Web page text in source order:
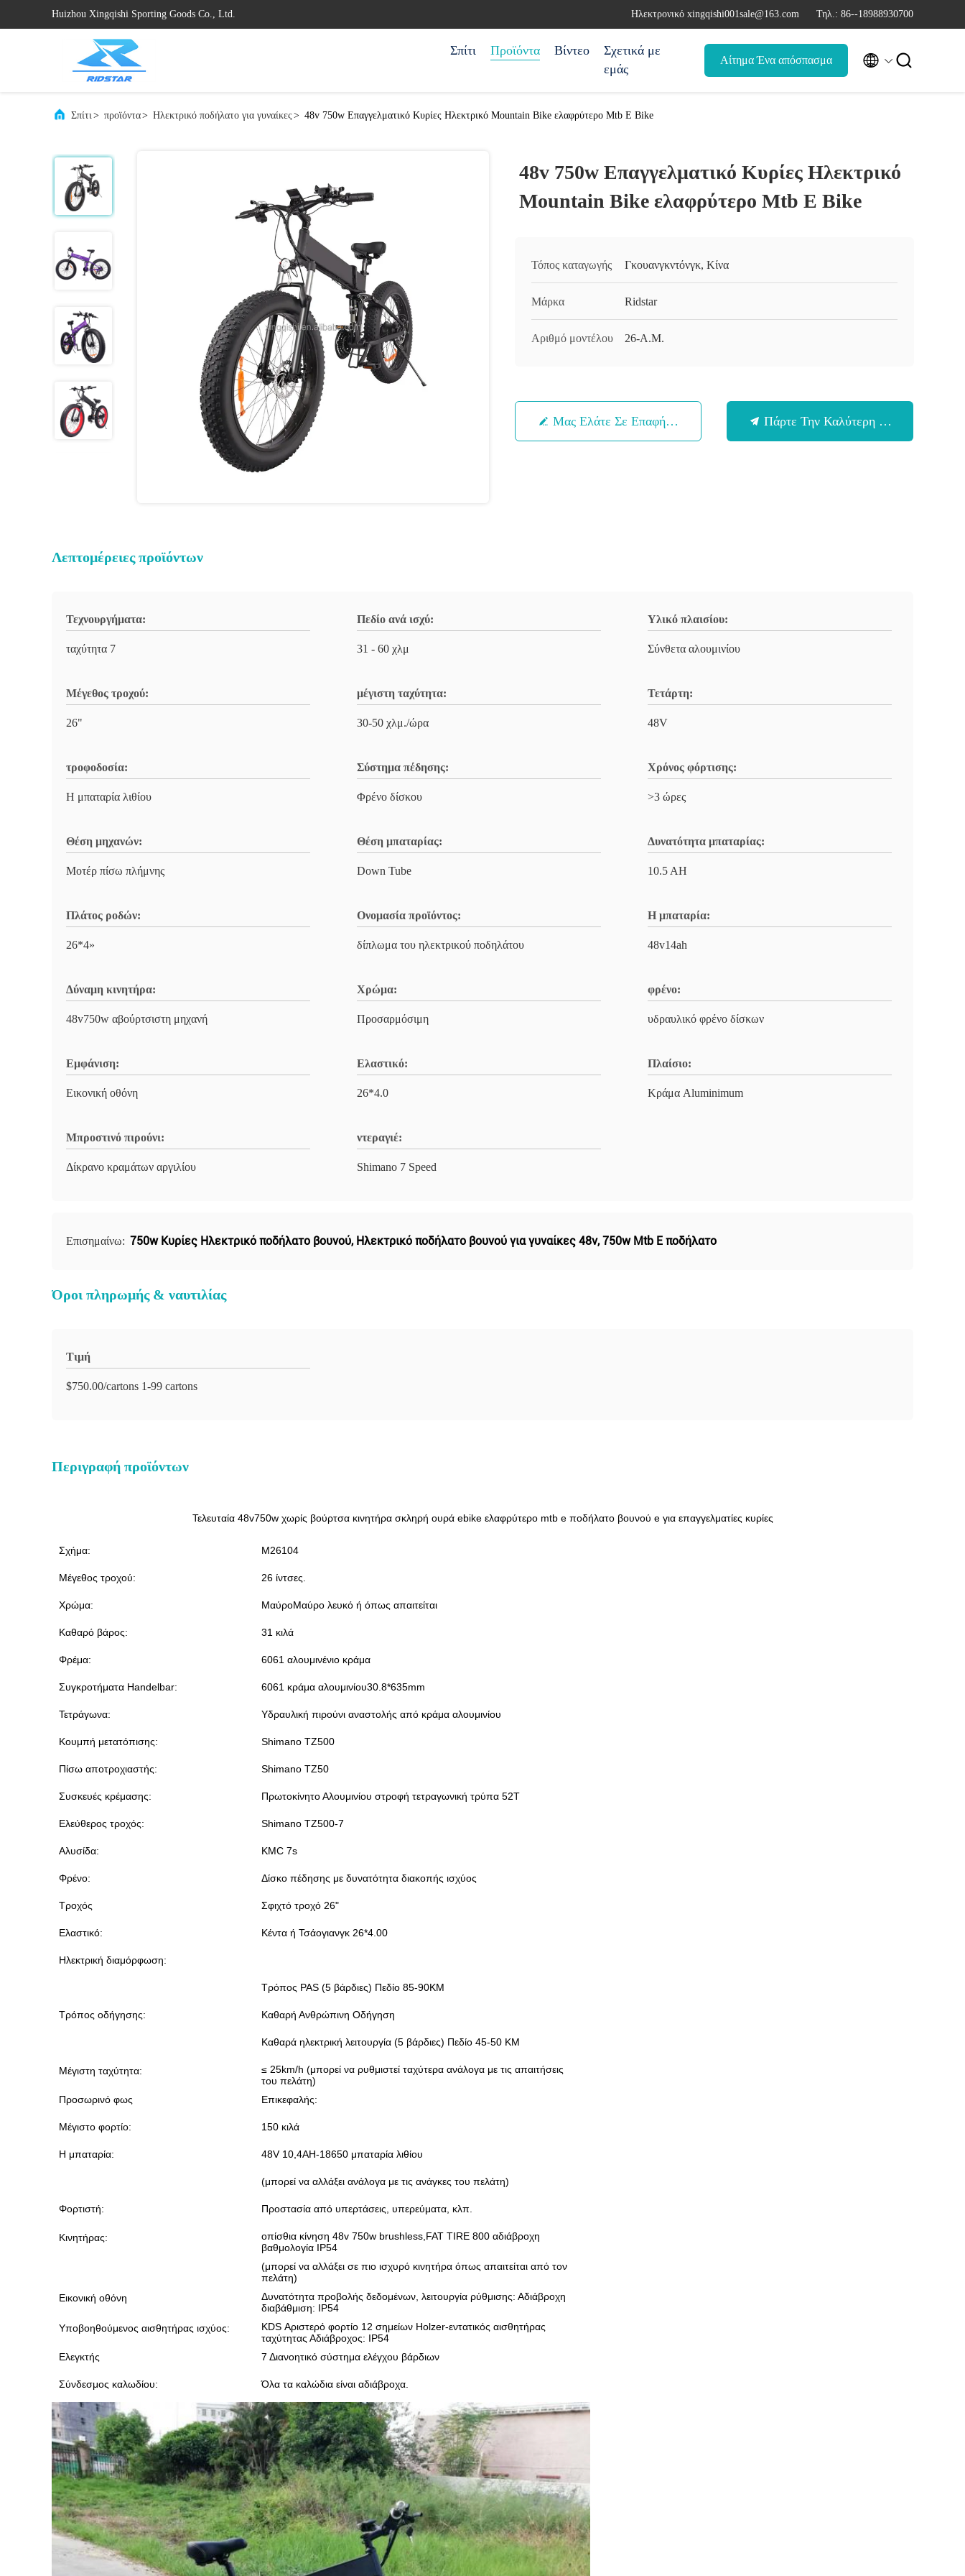
Huizhou Xingqishi Sporting Goods Co., Ltd. Ηλεκτρονικό xingqishi001sale@163.com Τηλ.: 86--18988930700
Σπίτι Προϊόντα Βίντεο
Σχετικά με
εμάς
Αίτημα Ένα απόσπασμα  
Σπίτι> προϊόντα> Ηλεκτρικό ποδήλατο για γυναίκες > 48v 750w Επαγγελματικό Κυρίες Ηλεκτρικό Mountain Bike ελαφρύτερο Mtb E Bike
48v 750w Επαγγελματικό Κυρίες Ηλεκτρικό
Mountain Bike ελαφρύτερο Mtb E Bike
Τόπος καταγωγής Γκουανγκντόνγκ, Κίνα
Μάρκα Ridstar
Αριθμό μοντέλου 26-Α.Μ.
Μας Ελάτε Σε Επαφή Με Πάρτε Την Καλύτερη Τιμή
Λεπτομέρειες προϊόντων
Τεχνουργήματα:
ταχύτητα 7
Πεδίο ανά ισχύ:
31 - 60 χλμ
Υλικό πλαισίου:
Σύνθετα αλουμινίου
Μέγεθος τροχού:
26"
μέγιστη ταχύτητα:
30-50 χλμ./ώρα
Τετάρτη:
48V
τροφοδοσία:
Η μπαταρία λιθίου
Σύστημα πέδησης:
Φρένο δίσκου
Χρόνος φόρτισης:
>3 ώρες
Θέση μηχανών:
Μοτέρ πίσω πλήμνης
Θέση μπαταρίας:
Down Tube
Δυνατότητα μπαταρίας:
10.5 AH
Πλάτος ροδών:
26*4»
Ονομασία προϊόντος:
δίπλωμα του ηλεκτρικού ποδηλάτου
Η μπαταρία:
48v14ah
Δύναμη κινητήρα:
48v750w αβούρτσιστη μηχανή
Χρώμα:
Προσαρμόσιμη
φρένο:
υδραυλικό φρένο δίσκων
Εμφάνιση:
Εικονική οθόνη
Ελαστικό:
26*4.0
Πλαίσιο:
Κράμα Aluminimum
Μπροστινό πιρούνι:
Δίκρανο κραμάτων αργιλίου
ντεραγιέ:
Shimano 7 Speed
Επισημαίνω: 750w Κυρίες Ηλεκτρικό ποδήλατο βουνού, Ηλεκτρικό ποδήλατο βουνού για γυναίκες 48v,750w Mtb E ποδήλατο
Όροι πληρωμής & ναυτιλίας
Τιμή
$750.00/cartons 1-99 cartons
Περιγραφή προϊόντων
Τελευταία 48v750w χωρίς βούρτσα κινητήρα σκληρή ουρά ebike ελαφρύτερο mtb e ποδήλατο βουνού e για επαγγελματίες κυρίες
Σχήμα: M26104
Μέγεθος τροχού: 26 ίντσες.
Χρώμα: ΜαύροΜαύρο λευκό ή όπως απαιτείται
Καθαρό βάρος: 31 κιλά
Φρέμα: 6061 αλουμινένιο κράμα
Συγκροτήματα Handelbar: 6061 κράμα αλουμινίου30.8*635mm
Τετράγωνα: Υδραυλική πιρούνι αναστολής από κράμα αλουμινίου
Κουμπή μετατόπισης: Shimano TZ500
Πίσω αποτροχιαστής: Shimano TZ50
Συσκευές κρέμασης: Πρωτοκίνητο Αλουμινίου στροφή τετραγωνική τρύπα 52T
Ελεύθερος τροχός: Shimano TZ500-7
Αλυσίδα: KMC 7s
Φρένο: Δίσκο πέδησης με δυνατότητα διακοπής ισχύος
Τροχός Σφιχτό τροχό 26"
Ελαστικό: Κέντα ή Τσάογιανγκ 26*4.00
Ηλεκτρική διαμόρφωση:
Τρόπος οδήγησης:
Τρόπος PAS (5 βάρδιες) Πεδίο 85-90KM
Καθαρή Ανθρώπινη Οδήγηση
Καθαρά ηλεκτρική λειτουργία (5 βάρδιες) Πεδίο 45-50 KM
Μέγιστη ταχύτητα:
≤ 25km/h (μπορεί να ρυθμιστεί ταχύτερα ανάλογα με τις απαιτήσεις
του πελάτη)
Προσωρινό φως
Επικεφαλής:
Μέγιστο φορτίο: 150 κιλά
Η μπαταρία: 48V 10,4AH-18650 μπαταρία λιθίου
(μπορεί να αλλάξει ανάλογα με τις ανάγκες του πελάτη)
Φορτιστή: Προστασία από υπερτάσεις, υπερεύματα, κλπ.
Κινητήρας:
οπίσθια κίνηση 48v 750w brushless,FAT TIRE 800 αδιάβροχη
βαθμολογία IP54
(μπορεί να αλλάξει σε πιο ισχυρό κινητήρα όπως απαιτείται από τον
πελάτη)
Εικονική οθόνη
Δυνατότητα προβολής δεδομένων, λειτουργία ρύθμισης: Αδιάβροχη
διαβάθμιση: IP54
Υποβοηθούμενος αισθητήρας ισχύος:
KDS Αριστερό φορτίο 12 σημείων Holzer-εντατικός αισθητήρας
ταχύτητας Αδιάβροχος: IP54
Ελεγκτής
7 Διανοητικό σύστημα ελέγχου βάρδιων
Σύνδεσμος καλωδίου: Όλα τα καλώδια είναι αδιάβροχα.